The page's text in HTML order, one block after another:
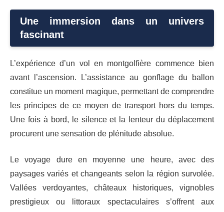
Une immersion dans un univers
fascinant
L’expérience d’un vol en montgolfière commence bien
avant l’ascension. L’assistance au gonflage du ballon
constitue un moment magique, permettant de comprendre
les principes de ce moyen de transport hors du temps.
Une fois à bord, le silence et la lenteur du déplacement
procurent une sensation de plénitude absolue.
Le voyage dure en moyenne une heure, avec des
paysages variés et changeants selon la région survolée.
Vallées verdoyantes, châteaux historiques, vignobles
prestigieux ou littoraux spectaculaires s’offrent aux